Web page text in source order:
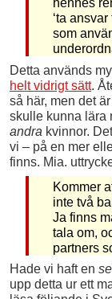
‘ta
som
Detta används
helt vidrigt sätt.
så här, men det
skulle kunna lära
andra kvinnor.
vi – på en mer
finns. Mia.
Kommer
inte två
Ja finns
tala om,
partners
Hade vi haft en
upp detta ur ett